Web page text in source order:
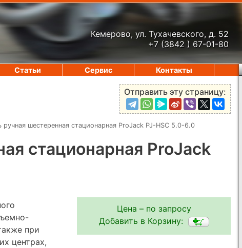
Кемерово, ул. Тухачевского, д. 52
+7 (3842 ) 67-01-80
Отправить эту страницу:
ручная шестеренная стационарная ProJack PJ-HSC 5.0-6.0
стационарная ProJack
Цена – по запросу
Добавить в Корзину:
при
центрах,
Статьи Сервис Контакты